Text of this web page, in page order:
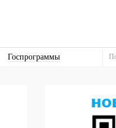
Госпрограммы